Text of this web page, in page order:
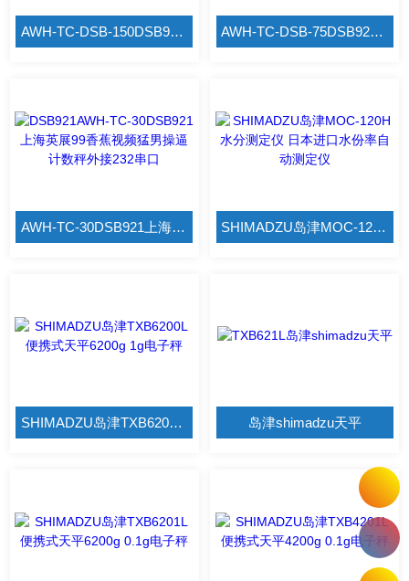
AWH-TC-DSB-150DSB921单色报警灯电子秤 AWH-TC-DSB-75DSB921能跟电脑通讯的电子秤
AWH-TC-30DSB921上海英展99香蕉视频猛男操逼计数秤外接232串口 SHIMADZU岛津MOC-120H水分测定仪 日本进口水份率自动测定仪
SHIMADZU岛津TXB6200L便携式天平6200g 1g电子秤 岛津shimadzu天平